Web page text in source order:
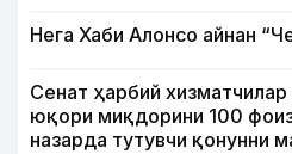
Нега Хаби Алонсо айнан
Сенат ҳарбий хизматчилар
юқори миқдорини 100
назарда тутувчи қонунни